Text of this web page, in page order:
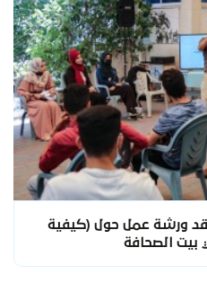
ورشة عمل حول (كيفية
الصحافة